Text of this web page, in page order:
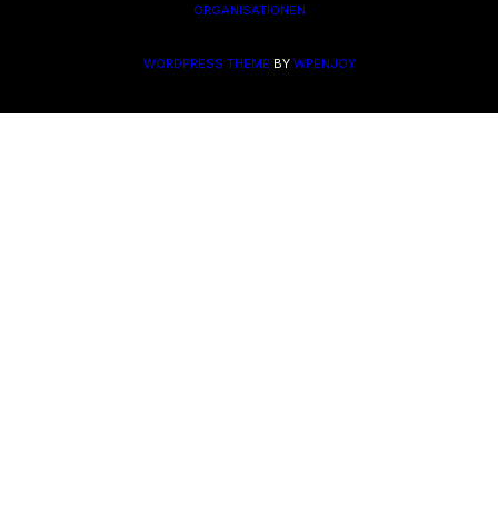
ORGANISATIONEN
WORDPRESS THEME BY WPENJOY